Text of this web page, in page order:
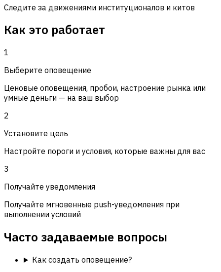
Следите за движениями институционалов и китов
Как это работает
1
Выберите оповещение
Ценовые оповещения, пробои, настроение рынка или
умные деньги — на ваш выбор
2
Установите цель
Настройте пороги и условия, которые важны для вас
3
Получайте уведомления
Получайте мгновенные push-уведомления при
выполнении условий
Часто задаваемые вопросы
Как создать оповещение?